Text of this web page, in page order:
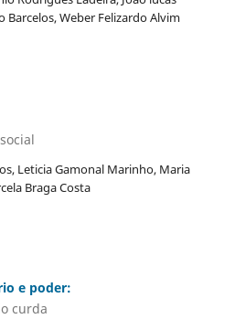
Barcelos, Weber Felizardo Alvim
Leticia Gamonal Marinho, Maria
Braga Costa
e poder:
curda